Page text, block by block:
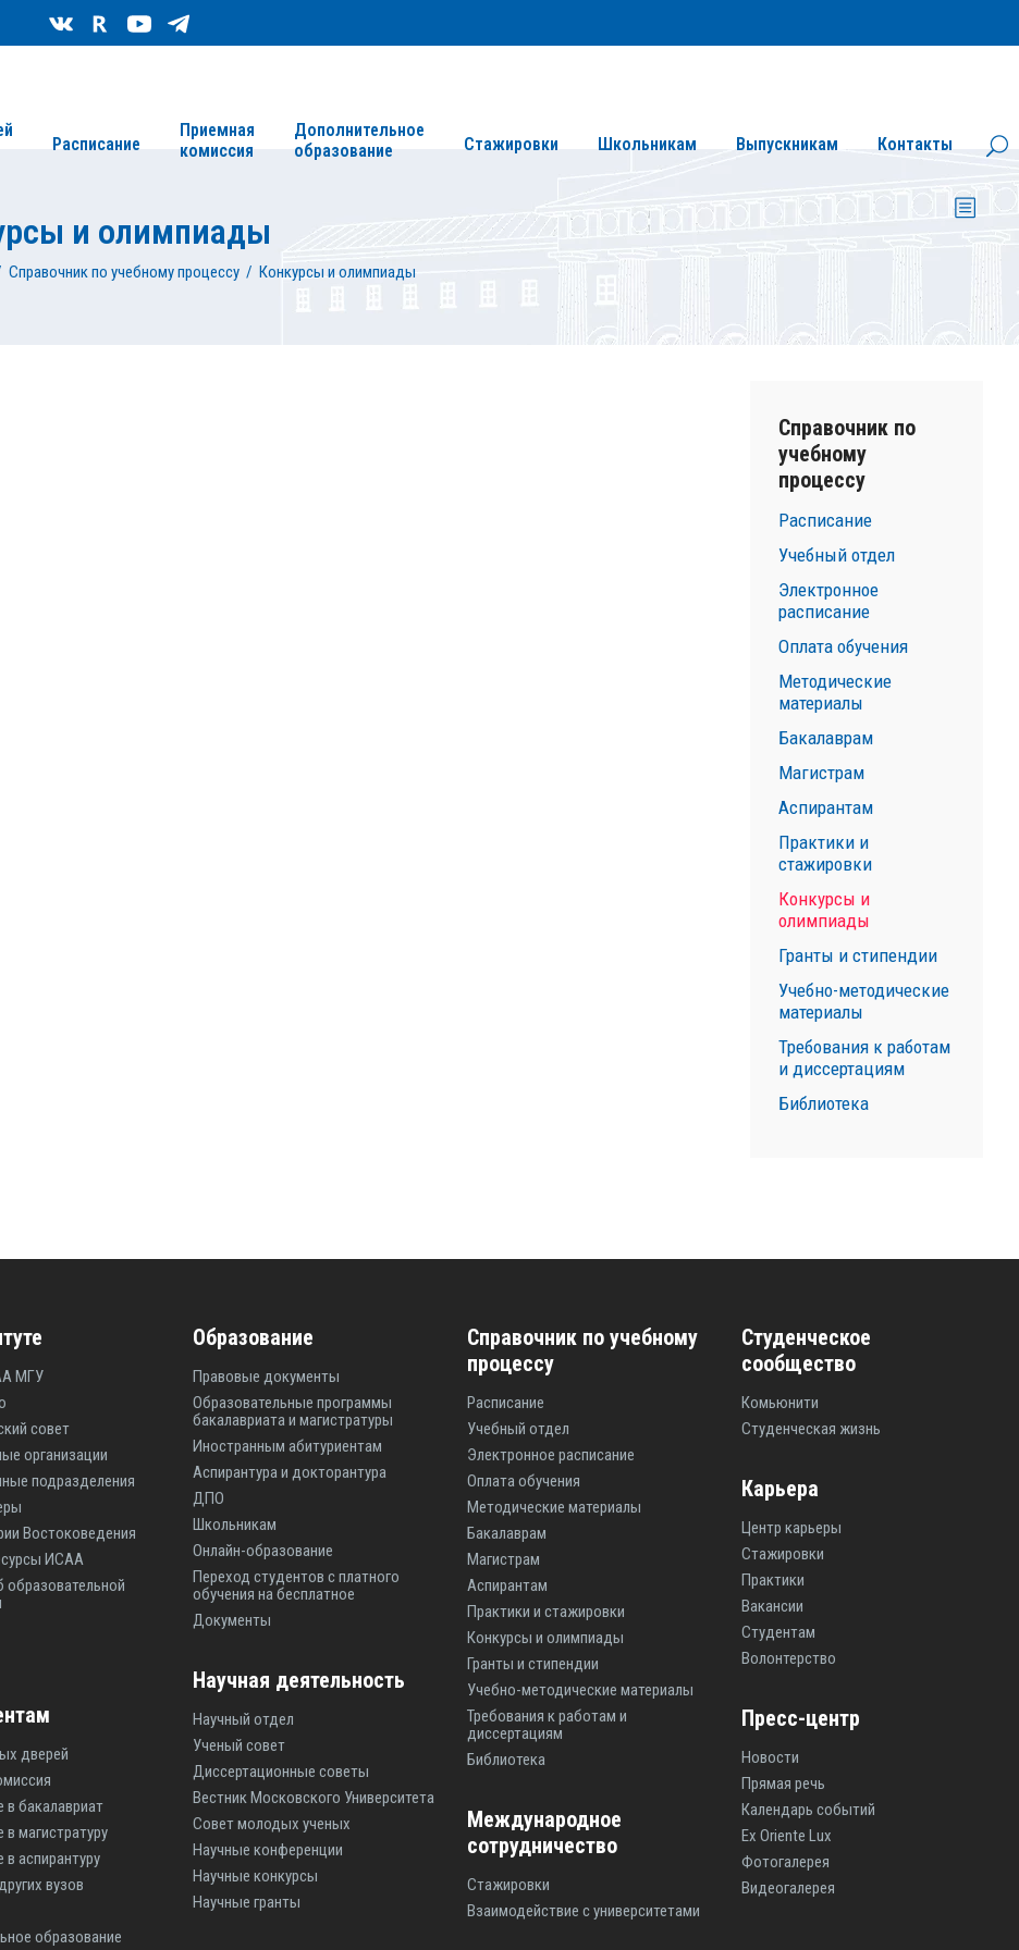
Расписание
Приемная
комиссия
Дополнительное
образование
Стажировки Школьникам Выпускникам Контакты
и олимпиады
Справочник по учебному процессу / Конкурсы и олимпиады
Справочник по
учебному
процессу
Расписание
Учебный отдел
Электронное
расписание
Оплата обучения
Методические
материалы
Бакалаврам
Магистрам
Аспирантам
Практики и
стажировки
Конкурсы и
олимпиады
Гранты и стипендии
Учебно-методические
материалы
Требования к работам
и диссертациям
Библиотека
МГУ
совет
организации
подразделения
Востоковедения
ИСАА
образовательной
дверей
в бакалавриат
в магистратуру
в аспирантуру
вузов
образование
Образование
Правовые документы
Образовательные программы
бакалавриата и магистратуры
Иностранным абитуриентам
Аспирантура и докторантура
ДПО
Школьникам
Онлайн-образование
Переход студентов с платного
обучения на бесплатное
Документы
Научная деятельность
Научный отдел
Ученый совет
Диссертационные советы
Вестник Московского Университета
Совет молодых ученых
Научные конференции
Научные конкурсы
Научные гранты
Справочник по учебному
процессу
Расписание
Учебный отдел
Электронное расписание
Оплата обучения
Методические материалы
Бакалаврам
Магистрам
Аспирантам
Практики и стажировки
Конкурсы и олимпиады
Гранты и стипендии
Учебно-методические материалы
Требования к работам и
диссертациям
Библиотека
Международное
сотрудничество
Стажировки
Взаимодействие с университетами
Студенческое
сообщество
Комьюнити
Студенческая жизнь
Карьера
Центр карьеры
Стажировки
Практики
Вакансии
Студентам
Волонтерство
Пресс-центр
Новости
Прямая речь
Календарь событий
Ex Oriente Lux
Фотогалерея
Видеогалерея